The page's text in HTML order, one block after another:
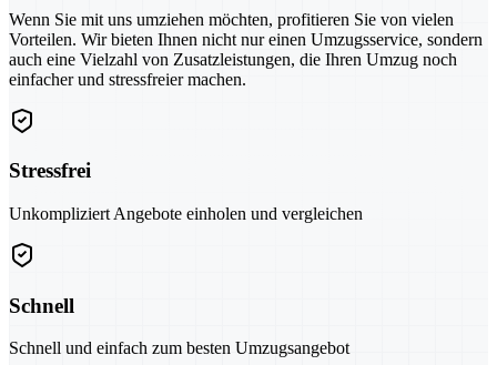
Wenn Sie mit uns umziehen möchten, profitieren Sie von vielen
Vorteilen. Wir bieten Ihnen nicht nur einen Umzugsservice, sondern
auch eine Vielzahl von Zusatzleistungen, die Ihren Umzug noch
einfacher und stressfreier machen.
Stressfrei
Unkompliziert Angebote einholen und vergleichen
Schnell
Schnell und einfach zum besten Umzugsangebot